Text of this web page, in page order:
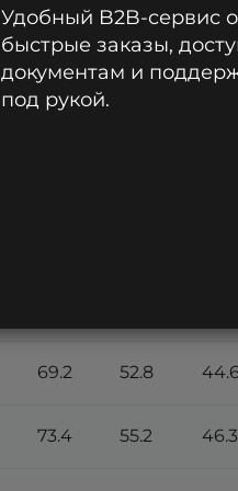
10
мин
15
мин
20
мин
69.2 52.8 44.6
73.4 55.2 46.3
Удобный B2B-сервис
быстрые заказы,
документам и
под рукой.